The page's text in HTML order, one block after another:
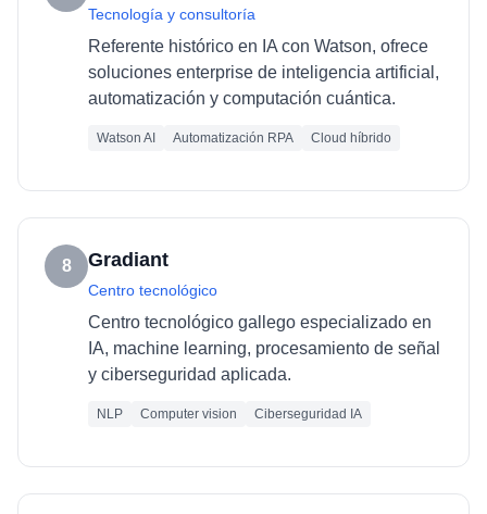
Tecnología y consultoría
Referente histórico en IA con Watson, ofrece
soluciones enterprise de inteligencia artificial,
automatización y computación cuántica.
Watson AI Automatización RPA Cloud híbrido
8 Gradiant
Centro tecnológico
Centro tecnológico gallego especializado en
IA, machine learning, procesamiento de señal
y ciberseguridad aplicada.
NLP Computer vision Ciberseguridad IA